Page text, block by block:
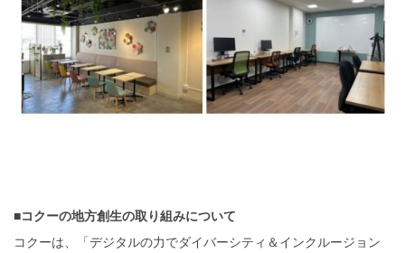
■コクーの地方創生の取り組みについて
コクーは、「デジタルの力でダイバーシティ＆インクルージョン